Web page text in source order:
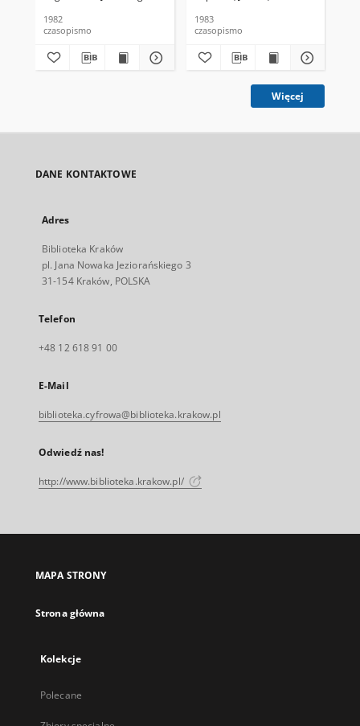
1982
czasopismo
1983
czasopismo
Więcej
DANE KONTAKTOWE
Adres
Biblioteka Kraków
pl. Jana Nowaka Jeziorańskiego 3
31-154 Kraków, POLSKA
Telefon
+48 12 618 91 00
E-Mail
biblioteka.cyfrowa@biblioteka.krakow.pl
Odwiedź nas!
http://www.biblioteka.krakow.pl/
MAPA STRONY
Strona główna
Kolekcje
Polecane